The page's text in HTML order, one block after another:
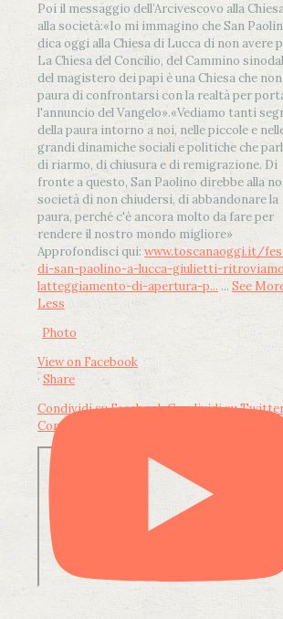
Poi il messaggio dell’Arcivescovo alla
alla società:«Io mi immagino che San
dica oggi alla Chiesa di Lucca di non avere
La Chiesa del Concilio, del Cammino
del magistero dei papi è una Chiesa che
paura di confrontarsi con la realtà per
l'annuncio del Vangelo».«Vediamo tanti
della paura intorno a noi, nelle piccole e
grandi dinamiche sociali e politiche che
di riarmo, di chiusura e di remigrazione. Di
fronte a questo, San Paolino direbbe alla
società di non chiudersi, di abbandonare la
paura, perché c'è ancora molto da fare per
rendere il nostro mondo migliore»
Approfondisci qui: www.toscanaoggi.it/
di-san-paolino-a-lucca-giulietti-
latteggiamento-di-apertura-p... ... See
Less
Photo
View on Facebook
· Share
Condividi su FacebookCondividi su
Condividi su LinkedIn